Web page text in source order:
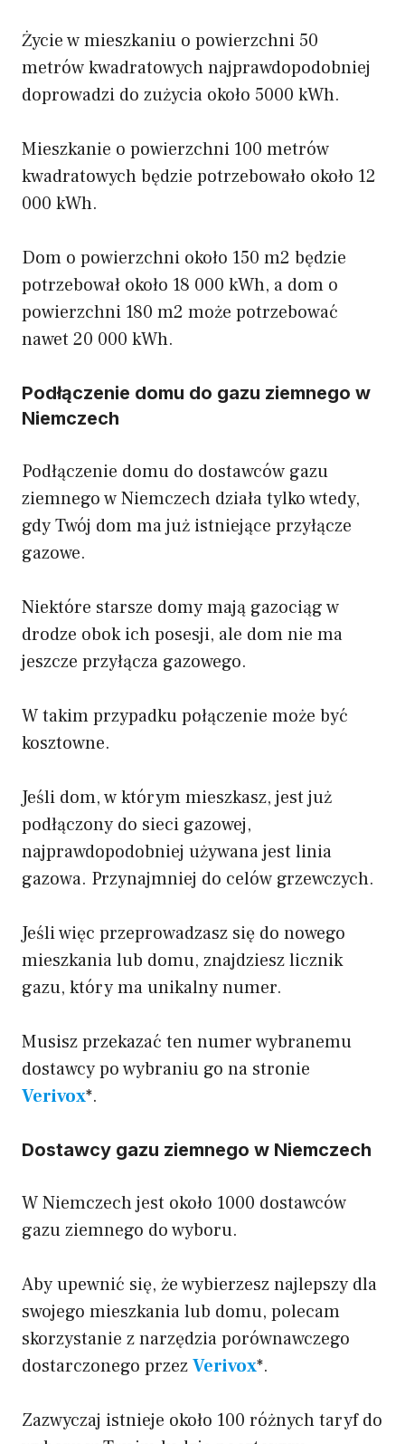
Życie w mieszkaniu o powierzchni 50
metrów kwadratowych najprawdopodobniej
doprowadzi do zużycia około 5000 kWh.
Mieszkanie o powierzchni 100 metrów
kwadratowych będzie potrzebowało około 12
000 kWh.
Dom o powierzchni około 150 m2 będzie
potrzebował około 18 000 kWh, a dom o
powierzchni 180 m2 może potrzebować
nawet 20 000 kWh.
Podłączenie domu do gazu ziemnego w
Niemczech
Podłączenie domu do dostawców gazu
ziemnego w Niemczech działa tylko wtedy,
gdy Twój dom ma już istniejące przyłącze
gazowe.
Niektóre starsze domy mają gazociąg w
drodze obok ich posesji, ale dom nie ma
jeszcze przyłącza gazowego.
W takim przypadku połączenie może być
kosztowne.
Jeśli dom, w którym mieszkasz, jest już
podłączony do sieci gazowej,
najprawdopodobniej używana jest linia
gazowa. Przynajmniej do celów grzewczych.
Jeśli więc przeprowadzasz się do nowego
mieszkania lub domu, znajdziesz licznik
gazu, który ma unikalny numer.
Musisz przekazać ten numer wybranemu
dostawcy po wybraniu go na stronie
Verivox*.
Dostawcy gazu ziemnego w Niemczech
W Niemczech jest około 1000 dostawców
gazu ziemnego do wyboru.
Aby upewnić się, że wybierzesz najlepszy dla
swojego mieszkania lub domu, polecam
skorzystanie z narzędzia porównawczego
dostarczonego przezVerivox*.
Zazwyczaj istnieje około 100 różnych taryf do